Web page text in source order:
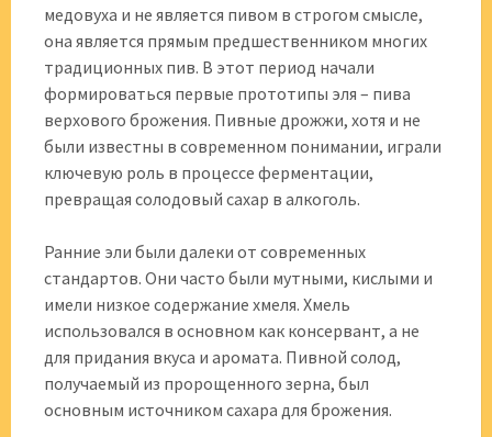
медовуха и не является пивом в строгом смысле,
она является прямым предшественником многих
традиционных пив. В этот период начали
формироваться первые прототипы эля – пива
верхового брожения. Пивные дрожжи, хотя и не
были известны в современном понимании, играли
ключевую роль в процессе ферментации,
превращая солодовый сахар в алкоголь.
Ранние эли были далеки от современных
стандартов. Они часто были мутными, кислыми и
имели низкое содержание хмеля. Хмель
использовался в основном как консервант, а не
для придания вкуса и аромата. Пивной солод,
получаемый из пророщенного зерна, был
основным источником сахара для брожения.